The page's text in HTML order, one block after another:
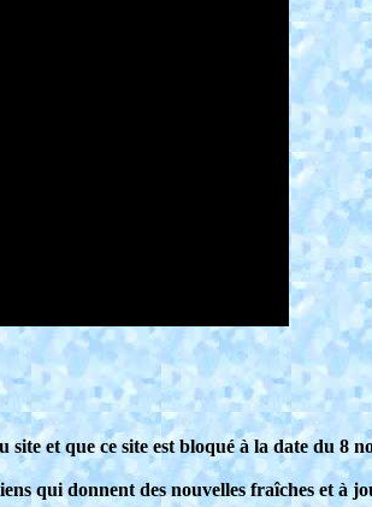
et que ce site est bloqué à la date du 8
qui donnent des nouvelles fraîches et à